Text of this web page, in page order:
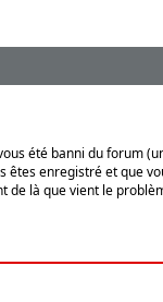
été banni du forum
enregistré et que
là que vient le